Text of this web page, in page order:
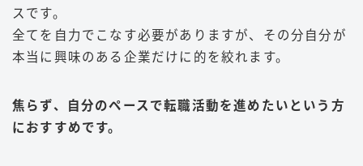
スです。
全てを自力でこなす必要がありますが、その分自分が
本当に興味のある企業だけに的を絞れます。
焦らず、自分のペースで転職活動を進めたいという方
におすすめです。